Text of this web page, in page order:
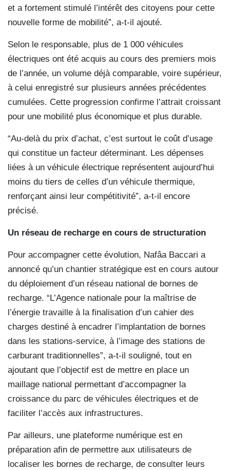
et a fortement stimulé l’intérêt des citoyens pour cette
nouvelle forme de mobilité”, a-t-il ajouté.
Selon le responsable, plus de 1 000 véhicules
électriques ont été acquis au cours des premiers mois
de l’année, un volume déjà comparable, voire supérieur,
à celui enregistré sur plusieurs années précédentes
cumulées. Cette progression confirme l’attrait croissant
pour une mobilité plus économique et plus durable.
“Au-delà du prix d’achat, c’est surtout le coût d’usage
qui constitue un facteur déterminant. Les dépenses
liées à un véhicule électrique représentent aujourd’hui
moins du tiers de celles d’un véhicule thermique,
renforçant ainsi leur compétitivité”, a-t-il encore
précisé.
Un réseau de recharge en cours de structuration
Pour accompagner cette évolution, Nafâa Baccari a
annoncé qu’un chantier stratégique est en cours autour
du déploiement d’un réseau national de bornes de
recharge. “L’Agence nationale pour la maîtrise de
l’énergie travaille à la finalisation d’un cahier des
charges destiné à encadrer l’implantation de bornes
dans les stations-service, à l’image des stations de
carburant traditionnelles”, a-t-il souligné, tout en
ajoutant que l’objectif est de mettre en place un
maillage national permettant d’accompagner la
croissance du parc de véhicules électriques et de
faciliter l’accès aux infrastructures.
Par ailleurs, une plateforme numérique est en
préparation afin de permettre aux utilisateurs de
localiser les bornes de recharge, de consulter leurs